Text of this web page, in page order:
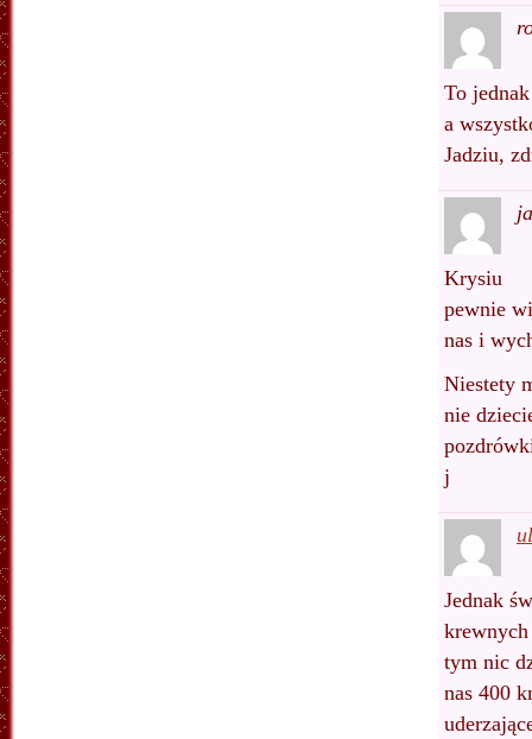
To
a
Jadziu,
Krysiu
pewnie
nas i
Niestety
nie
j
Jednak
krewnych
tym nic
nas 400